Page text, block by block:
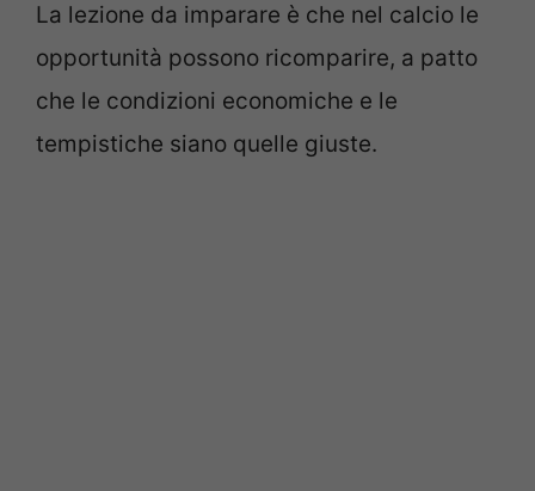
La lezione da imparare è che nel calcio le
opportunità possono ricomparire, a patto
che le condizioni economiche e le
tempistiche siano quelle giuste.